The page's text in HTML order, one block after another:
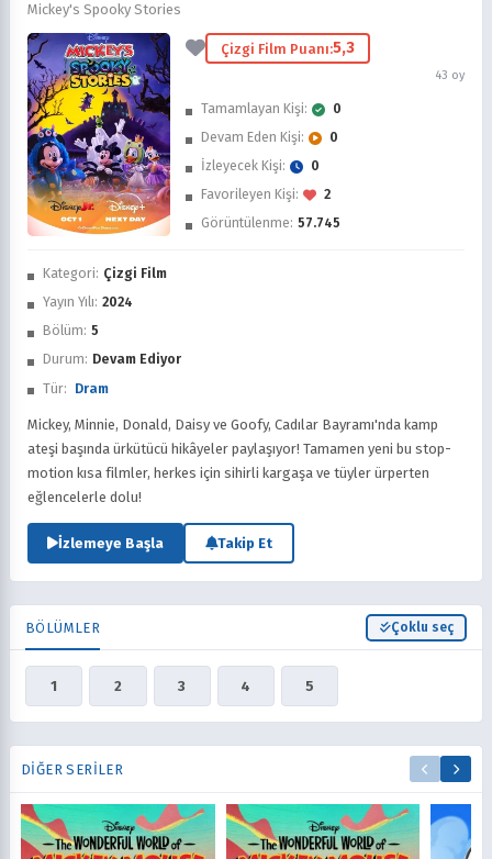
İzledim
Favorilere Ekle
Sonra İzle
Mickey's Spooky Stories
Çizgi Film Puanı:5,3
43 oy
Kategori: Çizgi Film
Yayın Yılı: 2024
Bölüm: 5
Durum: Devam Ediyor
Tür: Dram
Tamamlayan Kişi:
0
Devam Eden Kişi:
0
İzleyecek Kişi:
0
Favorileyen Kişi:
2
Görüntülenme: 57.745
Mickey, Minnie, Donald, Daisy ve Goofy, Cadılar Bayramı'nda kamp
ateşi başında ürkütücü hikâyeler paylaşıyor! Tamamen yeni bu stop-
motion kısa filmler, herkes için sihirli kargaşa ve tüyler ürperten
eğlencelerle dolu!
İzlemeye Başla Takip Et
BÖLÜMLER Çoklu seç
1 2 3 4 5
DIĞER SERILER